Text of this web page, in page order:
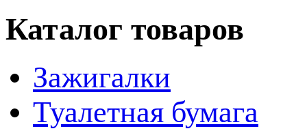
Каталог товаров
Зажигалки
Туалетная бумага